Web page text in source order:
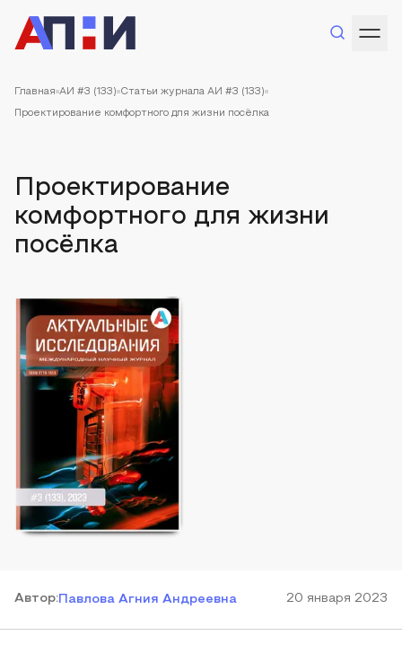
Главная АИ #3 (133) Статьи журнала АИ #3 (133)
Проектирование комфортного для жизни посёлка
Проектирование
комфортного для жизни
посёлка
Автор:Павлова Агния Андреевна 20 января 2023